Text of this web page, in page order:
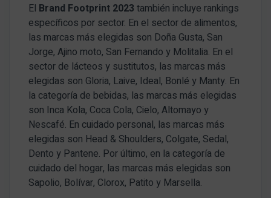
El Brand Footprint 2023también incluye rankings
específicos por sector. En el sector de alimentos,
las marcas más elegidas son Doña Gusta, San
Jorge, Ajino moto, San Fernando y Molitalia. En el
sector de lácteos y sustitutos, las marcas más
elegidas son Gloria, Laive, Ideal, Bonlé y Manty. En
la categoría de bebidas, las marcas más elegidas
son Inca Kola, Coca Cola, Cielo, Altomayo y
Nescafé. En cuidado personal, las marcas más
elegidas son Head & Shoulders, Colgate, Sedal,
Dento y Pantene. Por último, en la categoría de
cuidado del hogar, las marcas más elegidas son
Sapolio, Bolívar, Clorox, Patito y Marsella.